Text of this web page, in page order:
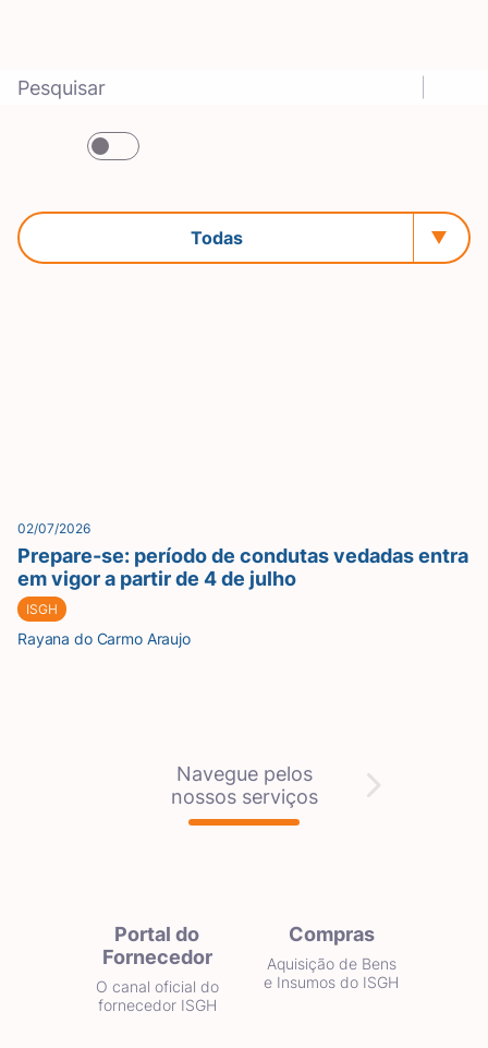
Notícias
Todas
02/07/2026
Prepare-se: período de condutas vedadas entra
em vigor a partir de 4 de julho
ISGH
Rayana do Carmo Araujo
Navegue pelos
nossos serviços
Portal do
Fornecedor
O canal oficial do
fornecedor ISGH
Compras
Aquisição de Bens
e Insumos do ISGH